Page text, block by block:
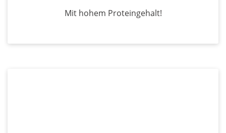
Mit hohem Proteingehalt!